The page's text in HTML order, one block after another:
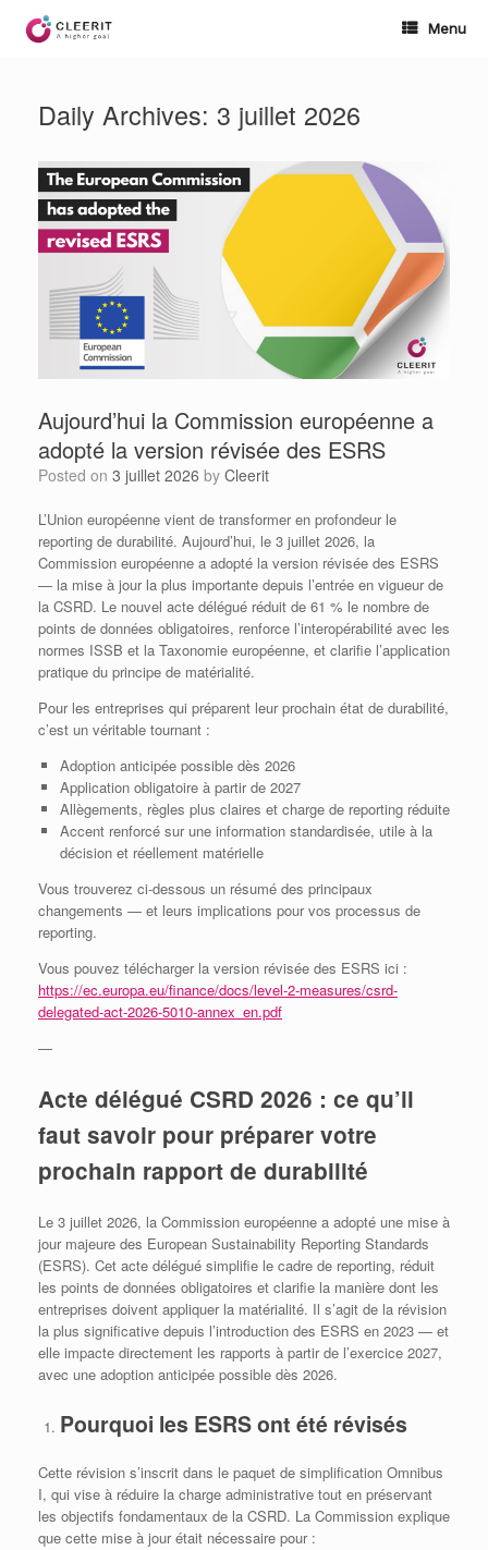
content
Menu
Daily Archives: 3 juillet 2026
Aujourd’hui la Commission européenne a
adopté la version révisée des ESRS
Posted on 3 juillet 2026 by Cleerit
L’Union européenne vient de transformer en profondeur le
reporting de durabilité. Aujourd’hui, le 3 juillet 2026, la
Commission européenne a adopté la version révisée des ESRS
— la mise à jour la plus importante depuis l’entrée en vigueur de
la CSRD. Le nouvel acte délégué réduit de 61 % le nombre de
points de données obligatoires, renforce l’interopérabilité avec les
normes ISSB et la Taxonomie européenne, et clarifie l’application
pratique du principe de matérialité.
Pour les entreprises qui préparent leur prochain état de durabilité,
c’est un véritable tournant :
Adoption anticipée possible dès 2026
Application obligatoire à partir de 2027
Allègements, règles plus claires et charge de reporting réduite
Accent renforcé sur une information standardisée, utile à la
décision et réellement matérielle
Vous trouverez ci‑dessous un résumé des principaux
changements — et leurs implications pour vos processus de
reporting.
Vous pouvez télécharger la version révisée des ESRS ici :
https://ec.europa.eu/finance/docs/level-2-measures/csrd-
delegated-act-2026-5010-annex_en.pdf
—
Acte délégué CSRD 2026 : ce qu’il
faut savoir pour préparer votre
prochain rapport de durabilité
Le 3 juillet 2026, la Commission européenne a adopté une mise à
jour majeure des European Sustainability Reporting Standards
(ESRS). Cet acte délégué simplifie le cadre de reporting, réduit
les points de données obligatoires et clarifie la manière dont les
entreprises doivent appliquer la matérialité. Il s’agit de la révision
la plus significative depuis l’introduction des ESRS en 2023 — et
elle impacte directement les rapports à partir de l’exercice 2027,
avec une adoption anticipée possible dès 2026.
Pourquoi les ESRS ont été révisés
Cette révision s’inscrit dans le paquet de simplification Omnibus
I, qui vise à réduire la charge administrative tout en préservant
les objectifs fondamentaux de la CSRD. La Commission explique
que cette mise à jour était nécessaire pour :